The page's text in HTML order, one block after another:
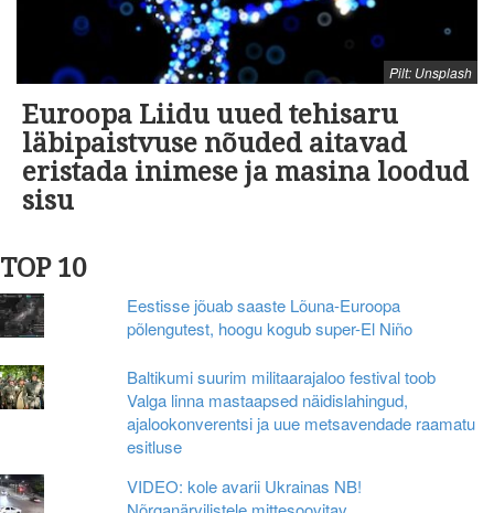
Pilt: Unsplash
Euroopa Liidu uued tehisaru
läbipaistvuse nõuded aitavad
eristada inimese ja masina loodud
sisu
TOP 10
Eestisse jõuab saaste Lõuna-Euroopa
põlengutest, hoogu kogub super-El Niño
Baltikumi suurim militaarajaloo festival toob
Valga linna mastaapsed näidislahingud,
ajalookonverentsi ja uue metsavendade raamatu
esitluse
VIDEO: kole avarii Ukrainas NB!